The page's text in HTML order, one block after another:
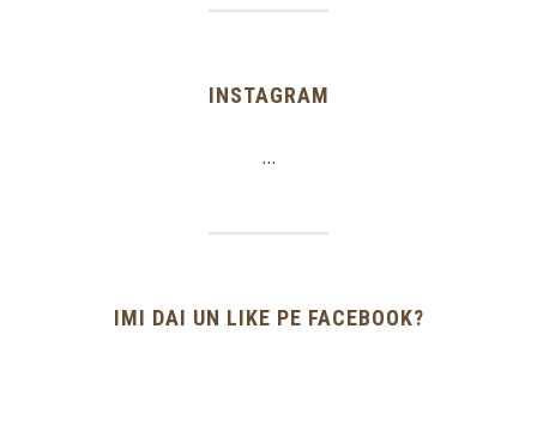
INSTAGRAM
…
IMI DAI UN LIKE PE FACEBOOK?